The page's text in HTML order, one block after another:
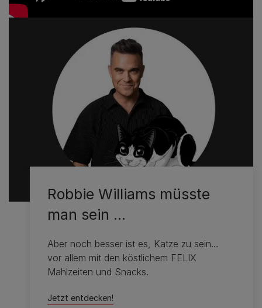
Robbie Williams müsste
man sein …
Aber noch besser ist es, Katze zu sein…
vor allem mit den köstlichem FELIX
Mahlzeiten und Snacks.
Jetzt entdecken!